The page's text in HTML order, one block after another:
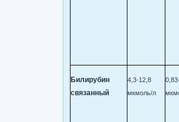
Билирубин
связанный
4,3-12,8
мкмоль/л